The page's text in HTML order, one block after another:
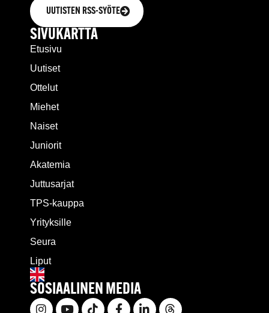
UUTISTEN RSS-SYÖTE
SIVUKARTTA
Etusivu
Uutiset
Ottelut
Miehet
Naiset
Juniorit
Akatemia
Juttusarjat
TPS-kauppa
Yrityksille
Seura
Liput
SOSIAALINEN MEDIA